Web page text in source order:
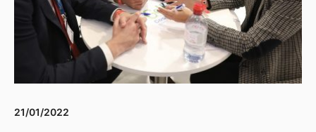
21/01/2022